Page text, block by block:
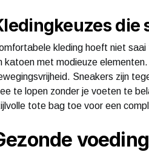
die
kleding hoeft niet
katoen met modieuze
Sneakers zijn
te lopen zonder je voeten te
tote bag toe voor een